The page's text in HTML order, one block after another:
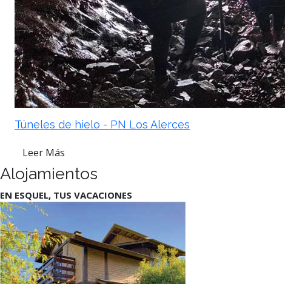
Túneles de hielo - PN Los Alerces
Leer Más
Alojamientos
EN ESQUEL, TUS VACACIONES